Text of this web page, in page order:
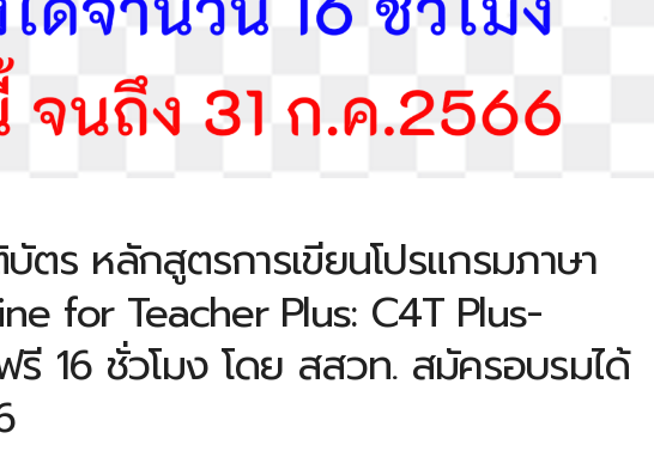
ตร หลักสูตรการเขียนโปรแกรมภาษา
for Teacher Plus: C4T Plus-
16 ชั่วโมง โดย สสวท. สมัครอบรมได้